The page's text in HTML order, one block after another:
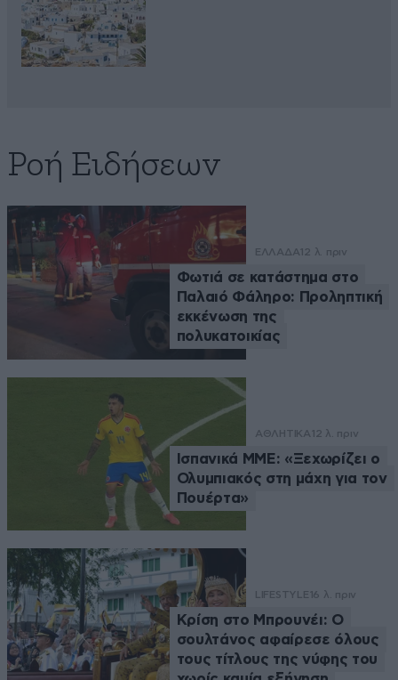
Ροή Ειδήσεων
ΕΛΛΑΔΑ 12 λ. πριν
Φωτιά σε κατάστημα στο
Παλαιό Φάληρο: Προληπτική
εκκένωση της
πολυκατοικίας
ΑΘΛΗΤΙΚΑ 12 λ. πριν
Ισπανικά ΜΜΕ: «Ξεχωρίζει ο
Ολυμπιακός στη μάχη για τον
Πουέρτα»
LIFESTYLE 16 λ. πριν
Κρίση στο Μπρουνέι: Ο
σουλτάνος αφαίρεσε όλους
τους τίτλους της νύφης του